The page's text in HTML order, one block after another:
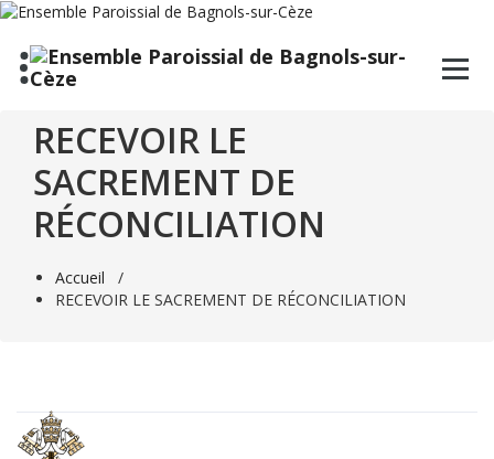
Aller
contenu
RECEVOIR LE
SACREMENT DE
RÉCONCILIATION
Accueil /
RECEVOIR LE SACREMENT DE RÉCONCILIATION